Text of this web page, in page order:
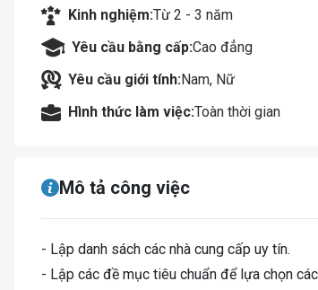
Kinh nghiệm:Từ 2 - 3 năm
Yêu cầu bằng cấp:Cao đẳng
Yêu cầu giới tính:Nam, Nữ
Hình thức làm việc:Toàn thời gian
Mô tả công việc
- Lập danh sách các nhà cung cấp uy tín.
- Lập các đề mục tiêu chuẩn để lựa chọn